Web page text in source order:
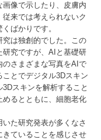
像で示したり、皮膚内
来では考えられないク
ばかりです。
は独創的でした。この
究ですが、AIと基礎研
のさまざまな写真をAIで
とでデジタル3Dスキン
スキンを解析すること
るとともに、細胞老化
た研究発表が多くなさ
ていることを感じさせ